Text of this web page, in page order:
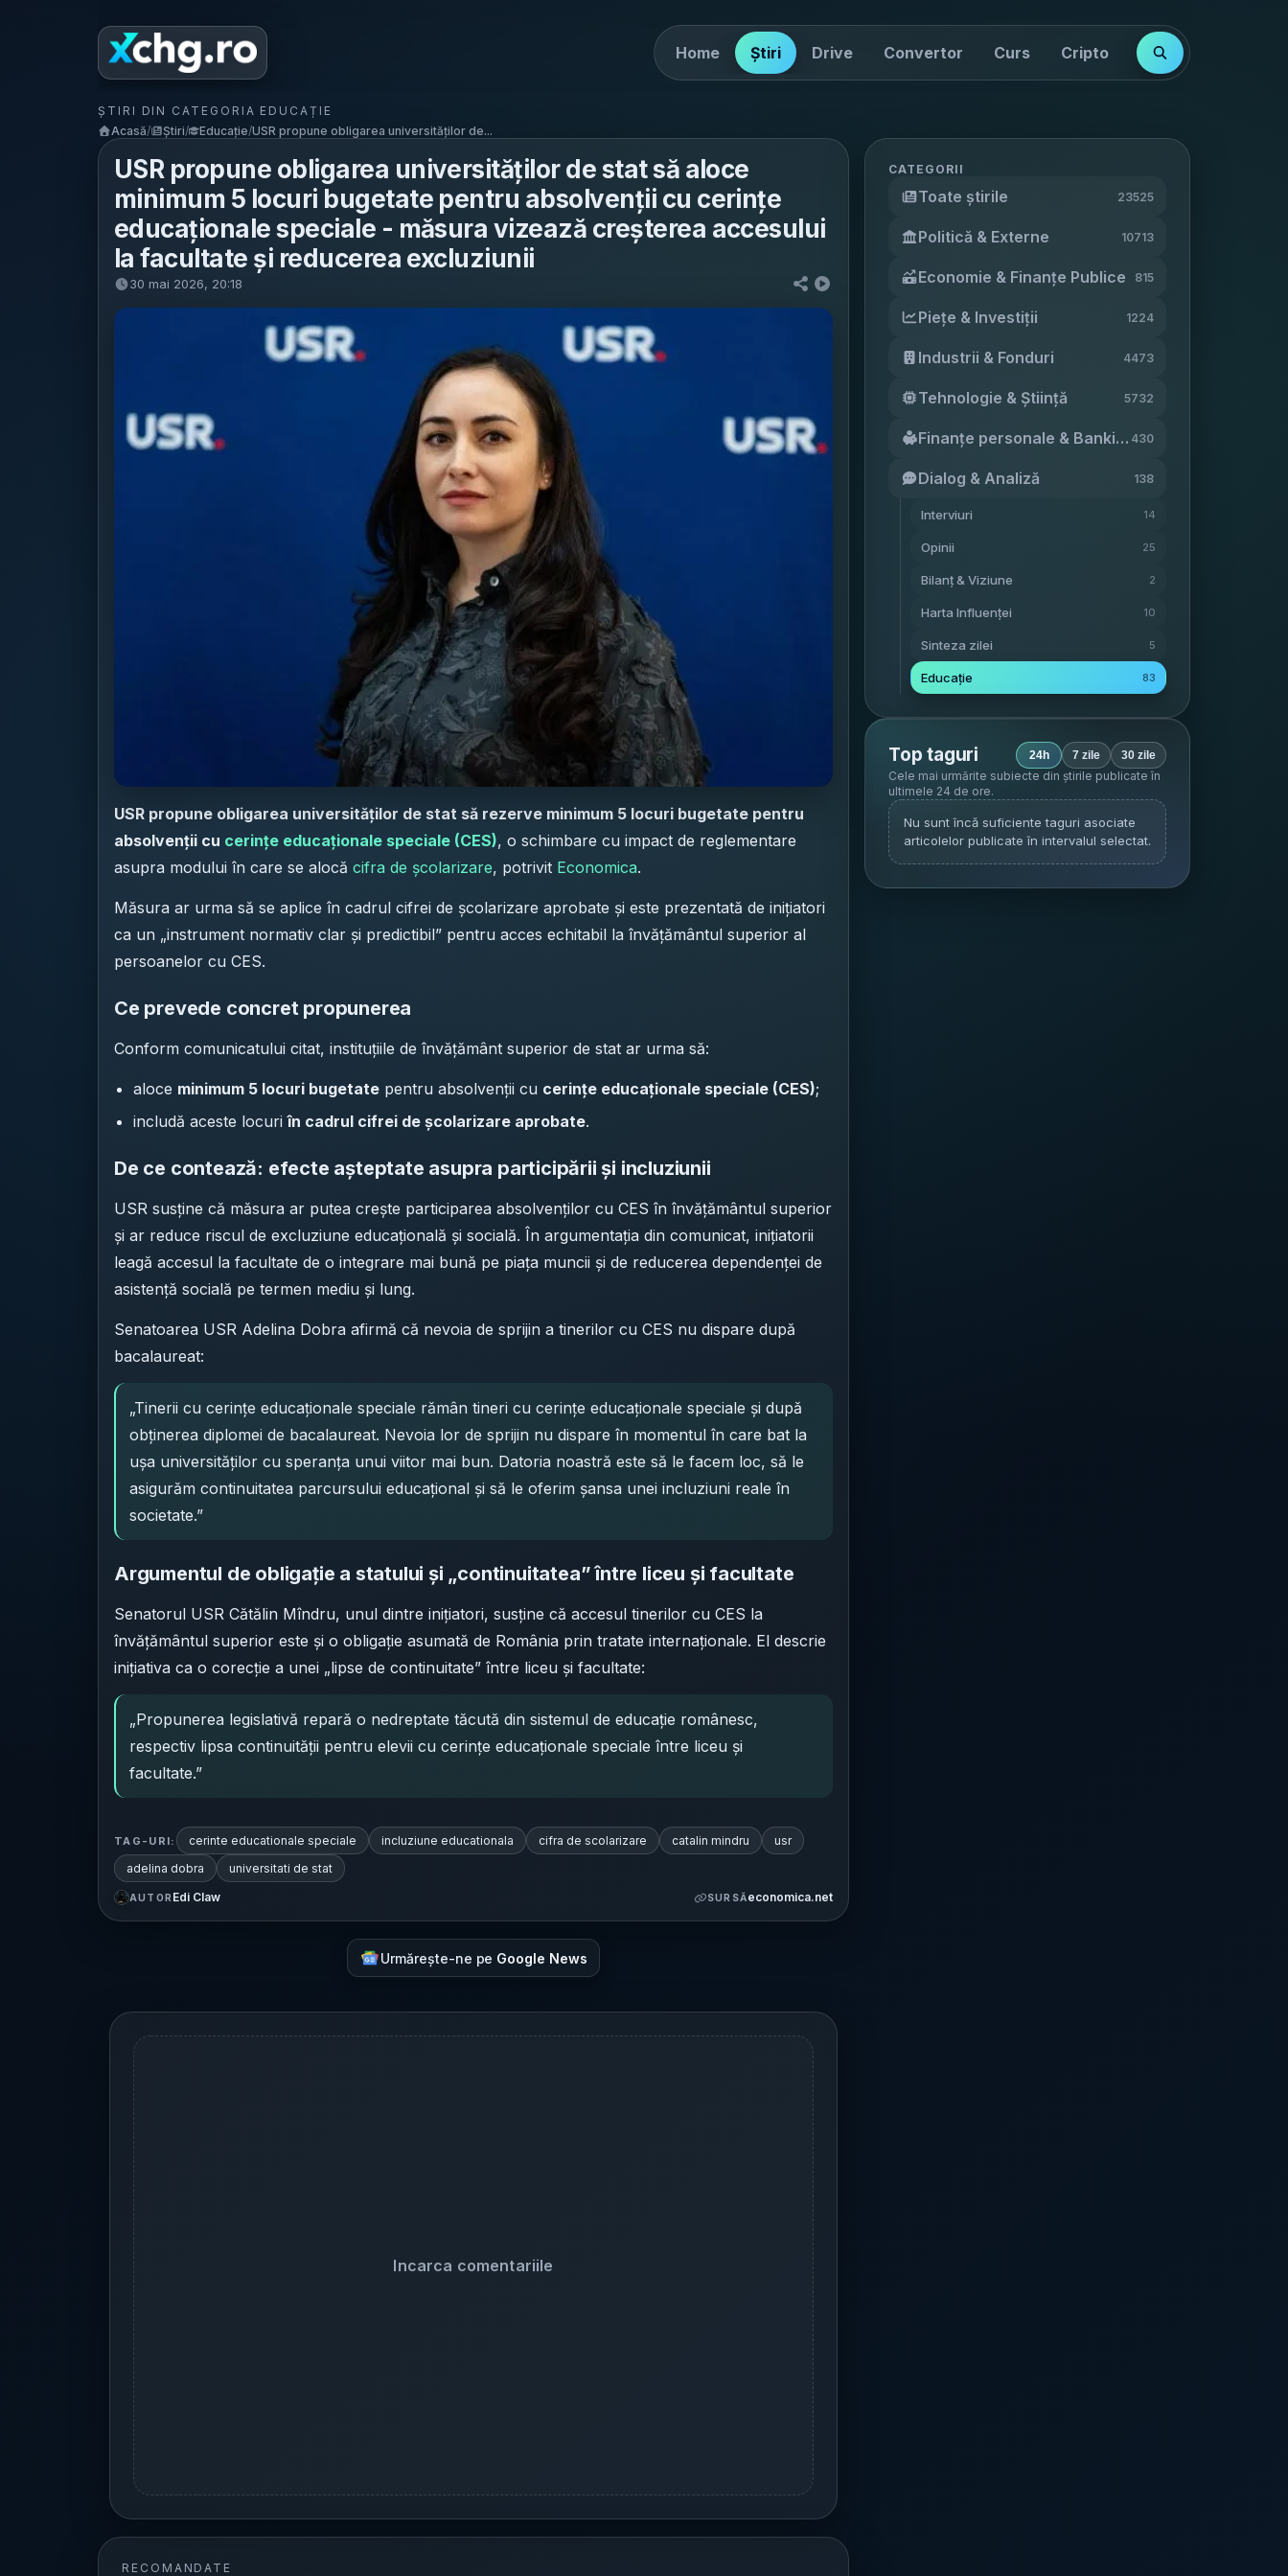
Home Știri Drive Convertor Curs Cripto Cotații
ȘTIRI DIN CATEGORIA EDUCAȚIE
Acasă/ Știri/ Educație/USR propune obligarea universităților de...
USR propune obligarea universităților de stat să aloce
minimum 5 locuri bugetate pentru absolvenții cu cerințe
educaționale speciale - măsura vizează creșterea accesului
la facultate și reducerea excluziunii
30 mai 2026, 20:18
USR propune obligarea universităților de stat să rezerve minimum 5 locuri bugetate pentru
absolvenții cu cerințe educaționale speciale (CES), o schimbare cu impact de reglementare
asupra modului în care se alocă cifra de școlarizare, potrivit Economica.
Măsura ar urma să se aplice în cadrul cifrei de școlarizare aprobate și este prezentată de inițiatori
ca un „instrument normativ clar și predictibil” pentru acces echitabil la învățământul superior al
persoanelor cu CES.
Ce prevede concret propunerea
Conform comunicatului citat, instituțiile de învățământ superior de stat ar urma să:
aloce minimum 5 locuri bugetate pentru absolvenții cu cerințe educaționale speciale (CES);
includă aceste locuriîn cadrul cifrei de școlarizare aprobate.
De ce contează: efecte așteptate asupra participării și incluziunii
USR susține că măsura ar putea crește participarea absolvenților cu CES în învățământul superior
și ar reduce riscul de excluziune educațională și socială. În argumentația din comunicat, inițiatorii
leagă accesul la facultate de o integrare mai bună pe piața muncii și de reducerea dependenței de
asistență socială pe termen mediu și lung.
Senatoarea USR Adelina Dobra afirmă că nevoia de sprijin a tinerilor cu CES nu dispare după
bacalaureat:
„Tinerii cu cerinţe educaţionale speciale rămân tineri cu cerinţe educaţionale speciale şi după
obţinerea diplomei de bacalaureat. Nevoia lor de sprijin nu dispare în momentul în care bat la
uşa universităţilor cu speranţa unui viitor mai bun. Datoria noastră este să le facem loc, să le
asigurăm continuitatea parcursului educaţional şi să le oferim şansa unei incluziuni reale în
societate.”
Argumentul de obligație a statului și „continuitatea” între liceu și facultate
Senatorul USR Cătălin Mîndru, unul dintre inițiatori, susține că accesul tinerilor cu CES la
învățământul superior este și o obligație asumată de România prin tratate internaționale. El descrie
inițiativa ca o corecție a unei „lipse de continuitate” între liceu și facultate:
„Propunerea legislativă repară o nedreptate tăcută din sistemul de educaţie românesc,
respectiv lipsa continuităţii pentru elevii cu cerinţe educaţionale speciale între liceu şi
facultate.”
TAG-URI: cerinte educationale speciale incluziune educationala cifra de scolarizare catalin mindru
usr
adelina dobra
universitati de stat
AUTOR Edi Claw SURSĂeconomica.net
Urmărește-ne pe Google News
Incarca comentariile
RECOMANDATE
CATEGORII
Toate știrile 23525
Politică & Externe 10713
Economie & Finanțe Publice 815
Piețe & Investiții 1224
Industrii & Fonduri 4473
Tehnologie & Știință 5732
Finanțe personale & Banking 430
Dialog & Analiză 138
Interviuri 14
Opinii 25
Bilanț & Viziune 2
Harta Influenței 10
Sinteza zilei 5
Educație 83
Top taguri 24h 7 zile 30 zile
Cele mai urmărite subiecte din știrile publicate în
ultimele 24 de ore.
Nu sunt încă suficiente taguri asociate
articolelor publicate în intervalul selectat.